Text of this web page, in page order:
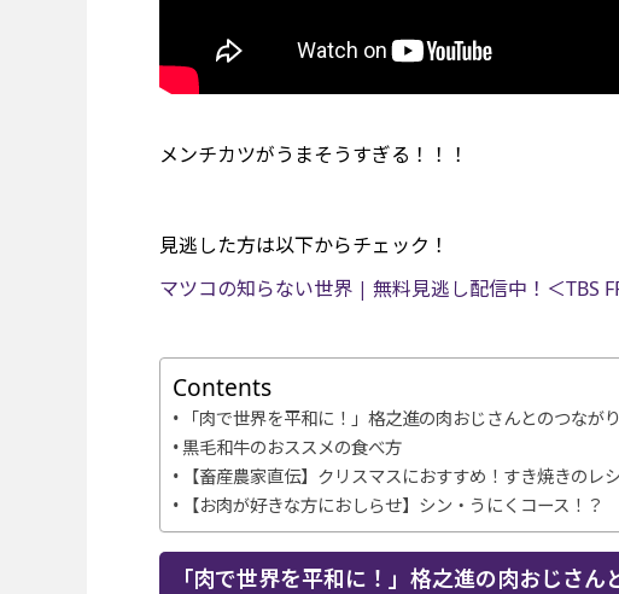
メンチカツがうまそうすぎる！！！
見逃した方は以下からチェック！
マツコの知らない世界 | 無料見逃し配信中！＜TBS
Contents
「肉で世界を平和に！」格之進の肉おじさんとのつながり
黒毛和牛のおススメの食べ方
【畜産農家直伝】クリスマスにおすすめ！すき焼きのレ
【お肉が好きな方におしらせ】シン・うにくコース！？
「肉で世界を平和に！」格之進の肉おじさん